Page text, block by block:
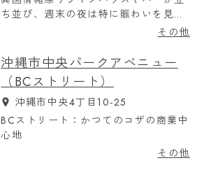
ち並び、週末の夜は特に賑わいを見せ
その他
沖縄市中央パークアベニュー
（BCストリート）
沖縄市中央4丁目10-25
BCストリート：かつてのコザの商業中
心地
その他